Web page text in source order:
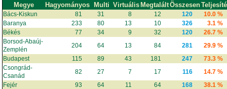
Megye Hagyományos Multi VirtuálisMegtaláltÖsszesen
Bács-Kiskun 81 31 8 12 120
10.0 %
Baranya
233 80 13 10 326
3.1 %
Békés
77 34 9 32 120
26.7 %
Borsod-Abaúj-
Zemplén
204 64 13 84 281
29.9 %
Budapest
115 89 43 181 247
73.3 %
Csongrád-
Csanád
82 27 7 17 116
14.7 %
Fejér
93 64 11 64 168
38.1 %